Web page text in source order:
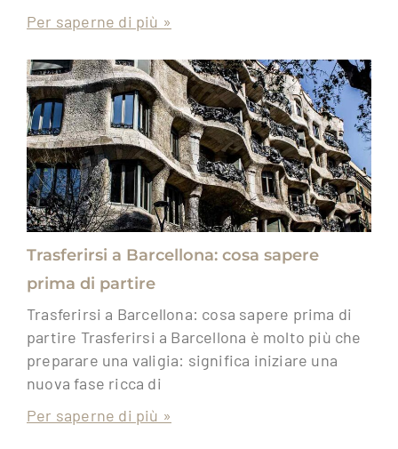
Per saperne di più »
Trasferirsi a Barcellona: cosa sapere
prima di partire
Trasferirsi a Barcellona: cosa sapere prima di
partire Trasferirsi a Barcellona è molto più che
preparare una valigia: significa iniziare una
nuova fase ricca di
Per saperne di più »